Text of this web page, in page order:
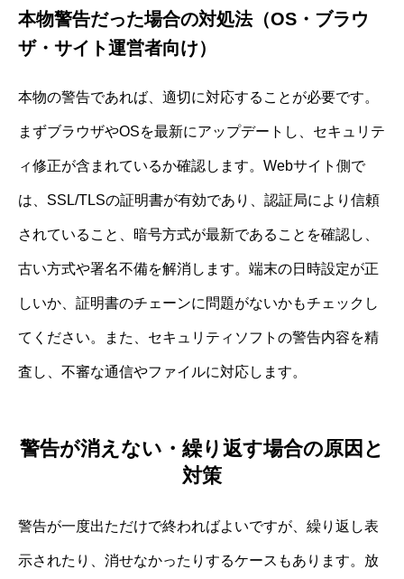
本物警告だった場合の対処法（OS・ブラウ
ザ・サイト運営者向け）
本物の警告であれば、適切に対応することが必要です。
まずブラウザやOSを最新にアップデートし、セキュリテ
ィ修正が含まれているか確認します。Webサイト側で
は、SSL/TLSの証明書が有効であり、認証局により信頼
されていること、暗号方式が最新であることを確認し、
古い方式や署名不備を解消します。端末の日時設定が正
しいか、証明書のチェーンに問題がないかもチェックし
てください。また、セキュリティソフトの警告内容を精
査し、不審な通信やファイルに対応します。
警告が消えない・繰り返す場合の原因と
対策
警告が一度出ただけで終わればよいですが、繰り返し表
示されたり、消せなかったりするケースもあります。放